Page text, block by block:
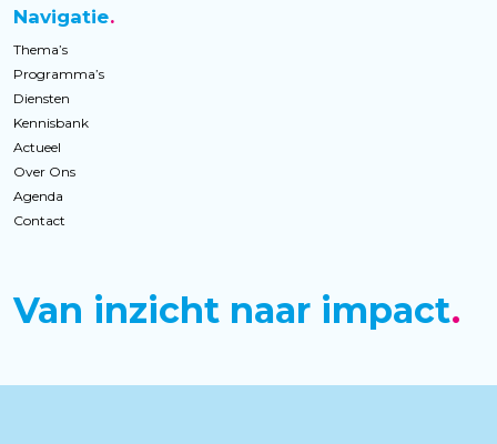
Navigatie
Thema’s
Programma’s
Diensten
Kennisbank
Actueel
Over Ons
Agenda
Contact
Van inzicht naar impact